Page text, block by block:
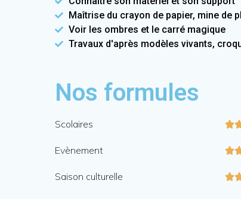
Maîtrise du crayon de papier, mine de
Voir les ombres et le carré magique
Travaux d'après modèles vivants,
Nos formules
Scolaires 
Evènement 
Saison culturelle 